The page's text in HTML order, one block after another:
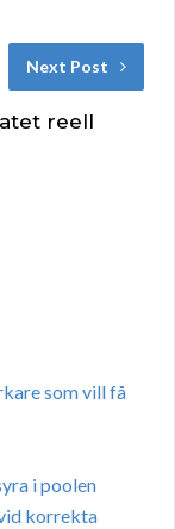
Next Post
reell
som vill få
i poolen
korrekta